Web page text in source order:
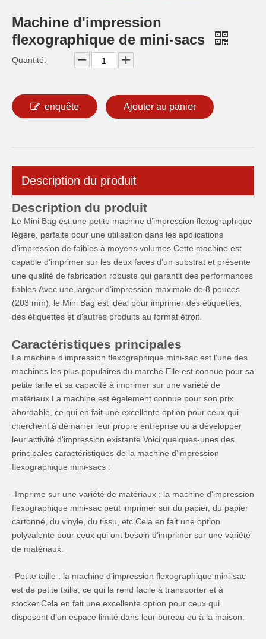
Machine d'impression
flexographique de mini-sacs
Quantité:
enquête Ajouter au panier
Description du produit
Description du produit
Le Mini Bag est une petite machine d’impression flexographique
légère, parfaite pour une utilisation dans les applications
d’impression de faibles à moyens volumes.Cette machine est
capable d'imprimer sur les deux faces d'un substrat et présente
une qualité de fabrication robuste qui garantit des performances
fiables.Avec une largeur d'impression maximale de 8 pouces
(203 mm), le Mini Bag est idéal pour imprimer des étiquettes,
des étiquettes et d'autres produits au format étroit.
Caractéristiques principales
La machine d’impression flexographique mini-sac est l’une des
machines les plus populaires du marché.Elle est connue pour sa
petite taille et sa capacité à imprimer sur une variété de
matériaux.La machine est également connue pour son prix
abordable, ce qui en fait une excellente option pour ceux qui
cherchent à démarrer leur propre entreprise ou à développer
leur activité d'impression existante.Voici quelques-unes des
principales caractéristiques de la machine d’impression
flexographique mini-sacs :
-Imprime sur une variété de matériaux : la machine d'impression
flexographique mini-sac peut imprimer sur du papier, du papier
cartonné, du vinyle, du tissu, etc.Cela en fait une option
polyvalente pour ceux qui ont besoin d’imprimer sur une variété
de matériaux.
-Petite taille : la machine d'impression flexographique mini-sac
est de petite taille, ce qui la rend facile à transporter et à
stocker.Cela en fait une excellente option pour ceux qui
disposent d’un espace limité dans leur bureau ou à la maison.